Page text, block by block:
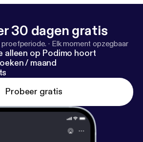
30 dagen gratis
· Elk moment opzegbaar
alleen op Podimo hoort
/ maand
Probeer gratis